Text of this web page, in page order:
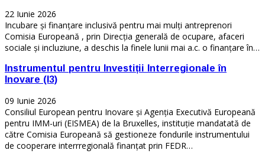
22 Iunie 2026
Incubare și finanțare inclusivă pentru mai mulți antreprenori
Comisia Europeană , prin Direcția generală de ocupare, afaceri
sociale și incluziune, a deschis la finele lunii mai a.c. o finanțare în…
Instrumentul pentru Investiții Interregionale în
Inovare (I3)
09 Iunie 2026
Consiliul European pentru Inovare și Agenția Executivă Europeană
pentru IMM-uri (EISMEA) de la Bruxelles, instituție mandatată de
către Comisia Europeană să gestioneze fondurile instrumentului
de cooperare interrregională finanțat prin FEDR…